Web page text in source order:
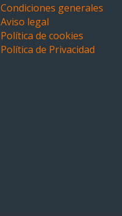
Condiciones generales
Aviso legal
Política de cookies
Política de Privacidad